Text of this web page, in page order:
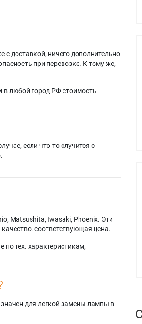
с доставкой, ничего дополнительно
при перевозке. К тому же,
в любой город РФ стоимость
если что-то случится с
Matsushita, Iwasaki, Phoenix. Эти
соответствующая цена.
тех. характеристикам,
для легкой замены лампы в